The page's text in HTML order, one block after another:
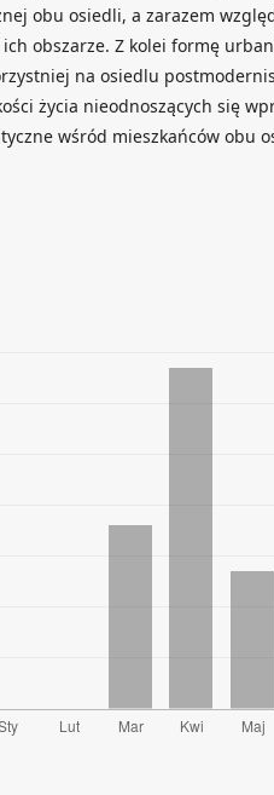
obu osiedli, a zarazem
obszarze. Z kolei formę
na osiedlu
życia nieodnoszących się
wśród mieszkańców obu